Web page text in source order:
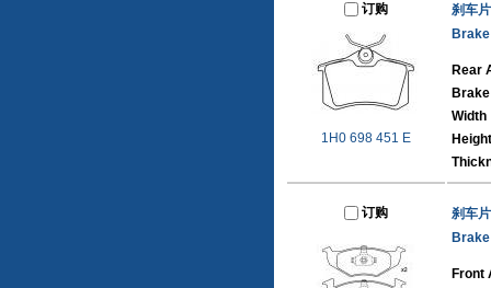
订购
1H0 698 451 E
刹车片
Rear
Width
Height
订购
刹车片
Front